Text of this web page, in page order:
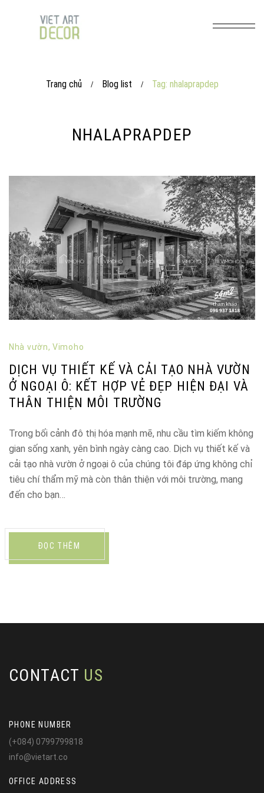
Trang chủ / Blog list / Tag: nhalaprapdep
NHALAPRAPDEP
Nhà vườn,Vimoho
DỊCH VỤ THIẾT KẾ VÀ CẢI TẠO NHÀ VƯỜN
Ở NGOẠI Ô: KẾT HỢP VẺ ĐẸP HIỆN ĐẠI VÀ
THÂN THIỆN MÔI TRƯỜNG
Trong bối cảnh đô thị hóa mạnh mẽ, nhu cầu tìm kiếm không
gian sống xanh, yên bình ngày càng cao. Dịch vụ thiết kế và
cải tạo nhà vườn ở ngoại ô của chúng tôi đáp ứng không chỉ
tiêu chí thẩm mỹ mà còn thân thiện với môi trường, mang
đến cho bạn…
ĐỌC THÊM
CONTACT US
PHONE NUMBER
(+084) 0799799818
info@vietart.co
OFFICE ADDRESS